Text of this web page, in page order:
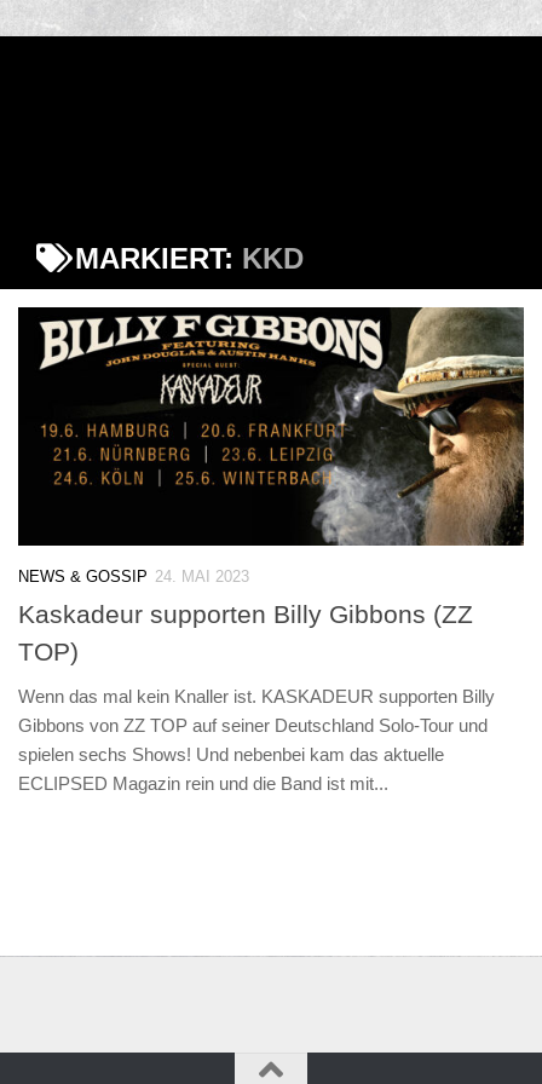
MARKIERT: KKD
NEWS & GOSSIP 24. MAI 2023
Kaskadeur supporten Billy Gibbons (ZZ
TOP)
Wenn das mal kein Knaller ist. KASKADEUR supporten Billy
Gibbons von ZZ TOP auf seiner Deutschland Solo-Tour und
spielen sechs Shows! Und nebenbei kam das aktuelle
ECLIPSED Magazin rein und die Band ist mit...